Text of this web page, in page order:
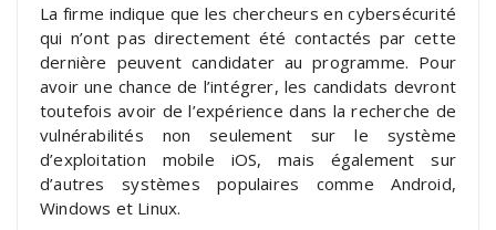
La firme indique que les chercheurs en cybersécurité
qui n’ont pas directement été contactés par cette
dernière peuvent candidater au programme. Pour
avoir une chance de l’intégrer, les candidats devront
toutefois avoir de l’expérience dans la recherche de
vulnérabilités non seulement sur le système
d’exploitation mobile iOS, mais également sur
d’autres systèmes populaires comme Android,
Windows et Linux.